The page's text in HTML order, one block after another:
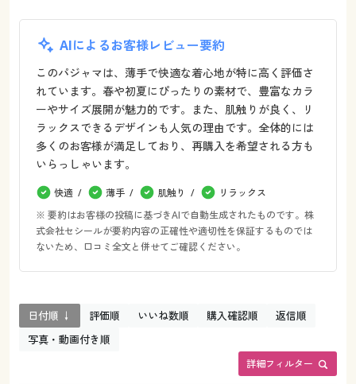
AIによるお客様レビュー要約
このパジャマは、薄手で快適な着心地が特に高く評価さ
れています。春や初夏にぴったりの素材で、豊富なカラ
ーやサイズ展開が魅力的です。また、肌触りが良く、リ
ラックスできるデザインも人気の理由です。全体的には
多くのお客様が満足しており、再購入を希望される方も
いらっしゃいます。
快適 薄手 肌触り
リラックス
※ 要約はお客様の投稿に基づきAIで自動生成されたものです。株
式会社セシールが要約内容の正確性や適切性を保証するものでは
ないため、口コミ全文と併せてご確認ください。
詳細フィルター
日付順 ↓ 評価順 いいね数順 購入確認順
返信順
写真・動画付き順